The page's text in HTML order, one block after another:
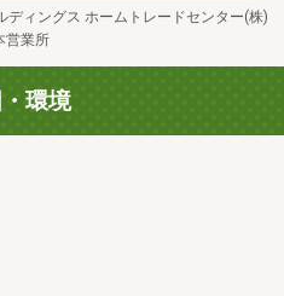
ディングス ホームトレードセンター(株)
営業所
環境